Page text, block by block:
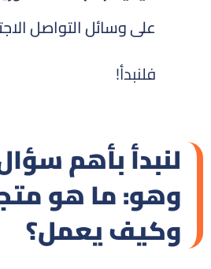
على وسائل التواصل
فلنبدأ!
لنبدأ بأهم
وهو: ما هو
وكيف يعمل؟